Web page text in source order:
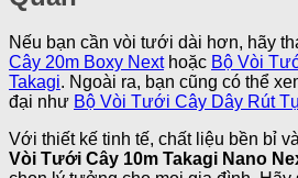
Nếu bạn cần vòi tưới dài hơn, hãy
Cây 20m Boxy Nexthoặc Bộ Vòi
Takagi. Ngoài ra, bạn cũng có thể
đại như Bộ Vòi Tưới Cây Dây Rút
Với thiết kế tinh tế, chất liệu bền bỉ
Vòi Tưới Cây 10m Takagi Nano